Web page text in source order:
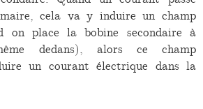
cela va y induire un champ
on place la bobine secondaire à
dedans), alors ce champ
un courant électrique dans la